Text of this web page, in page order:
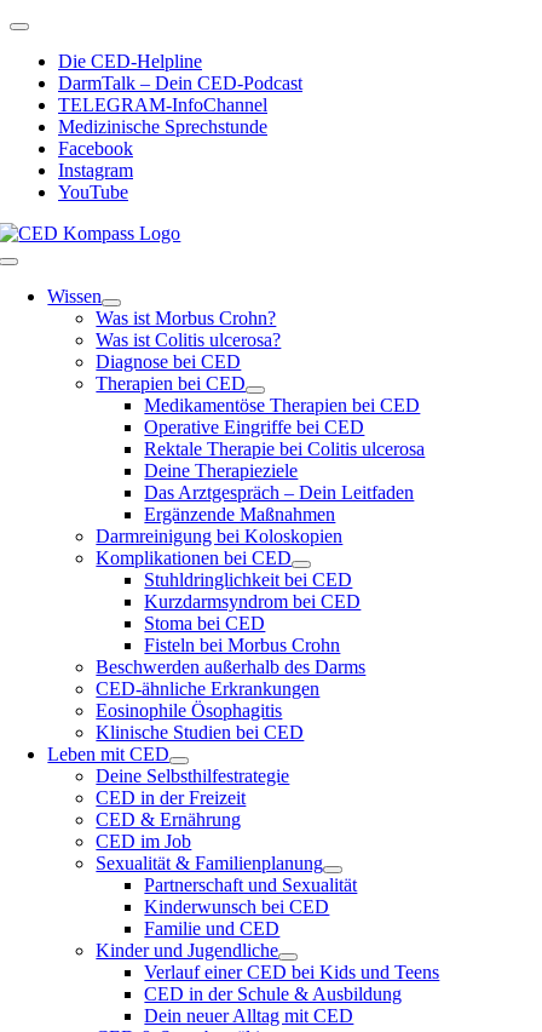
Zum
springen
Toggle
NavigationDie CED-Helpline
DarmTalk – Dein CED-Podcast
TELEGRAM-InfoChannel
Medizinische Sprechstunde
Facebook
Instagram
YouTube
Toggle
NavigationWissen
Was ist Morbus Crohn?
Was ist Colitis ulcerosa?
Diagnose bei CED
Therapien bei CED
Medikamentöse Therapien bei CED
Operative Eingriffe bei CED
Rektale Therapie bei Colitis ulcerosa
Deine Therapieziele
Das Arztgespräch – Dein Leitfaden
Ergänzende Maßnahmen
Darmreinigung bei Koloskopien
Komplikationen bei CED
Stuhldringlichkeit bei CED
Kurzdarmsyndrom bei CED
Stoma bei CED
Fisteln bei Morbus Crohn
Beschwerden außerhalb des Darms
CED-ähnliche Erkrankungen
Eosinophile Ösophagitis
Klinische Studien bei CED
Leben mit CED
Deine Selbsthilfestrategie
CED in der Freizeit
CED & Ernährung
CED im Job
Sexualität & Familienplanung
Partnerschaft und Sexualität
Kinderwunsch bei CED
Familie und CED
Kinder und Jugendliche
Verlauf einer CED bei Kids und Teens
CED in der Schule & Ausbildung
Dein neuer Alltag mit CED